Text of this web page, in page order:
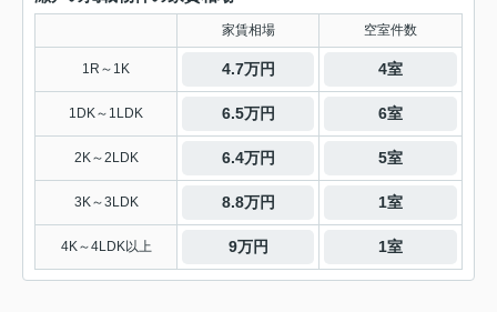
家賃相場 空室件数
1R～1K 4.7万円 4室
1DK～1LDK 6.5万円 6室
2K～2LDK 6.4万円 5室
3K～3LDK 8.8万円 1室
4K～4LDK以上 9万円 1室